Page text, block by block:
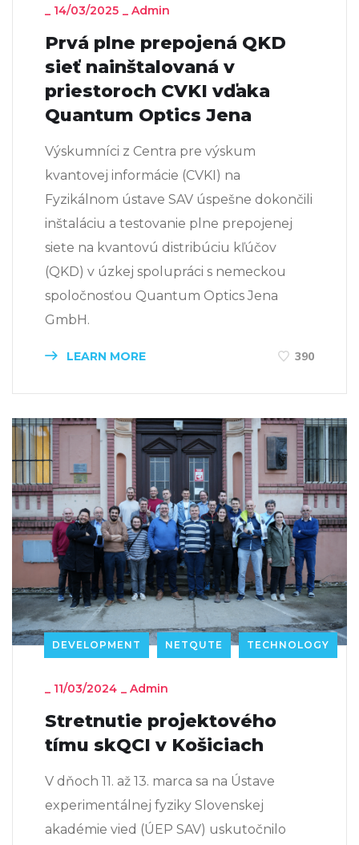
_ 14/03/2025 _ Admin
Prvá plne prepojená QKD
sieť nainštalovaná v
priestoroch CVKI vďaka
Quantum Optics Jena
Výskumníci z Centra pre výskum
kvantovej informácie (CVKI) na
Fyzikálnom ústave SAV úspešne dokončili
inštaláciu a testovanie plne prepojenej
siete na kvantovú distribúciu kľúčov
(QKD) v úzkej spolupráci s nemeckou
spoločnosťou Quantum Optics Jena
GmbH.
LEARN MORE 390
DEVELOPMENT NETQUTE TECHNOLOGY
_ 11/03/2024 _ Admin
Stretnutie projektového
tímu skQCI v Košiciach
V dňoch 11. až 13. marca sa na Ústave
experimentálnej fyziky Slovenskej
akadémie vied (ÚEP SAV) uskutočnilo